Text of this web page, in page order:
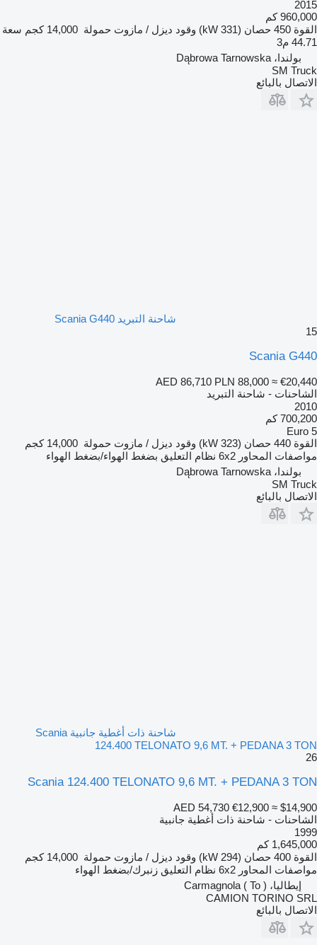
2015
960,000 كم
القوة 450 حصان (331 kW) وقود ديزل / مازوت حمولة 14,000 كجم
سعة
44.71 م3
بولندا، Dąbrowa Tarnowska
SM Truck
الاتصال بالبائع
شاحنة التبريد Scania G440
15
Scania G440
AED 86,710 PLN 88,000 ≈ €20,440
الشاحنات - شاحنة التبريد
2010
700,200 كم
Euro 5
القوة 440 حصان (323 kW) وقود ديزل / مازوت حمولة 14,000 كجم
مواصفات المحاور 6x2 نظام التعليق بضغط الهواء/بضغط الهواء
بولندا، Dąbrowa Tarnowska
SM Truck
الاتصال بالبائع
شاحنة ذات أغطية جانبية Scania
124.400 TELONATO 9,6 MT. + PEDANA 3 TON
26
Scania 124.400 TELONATO 9,6 MT. + PEDANA 3 TON
AED 54,730 €12,900 ≈ $14,900
الشاحنات - شاحنة ذات أغطية جانبية
1999
1,645,000 كم
القوة 400 حصان (294 kW) وقود ديزل / مازوت حمولة 14,000 كجم
مواصفات المحاور 6x2 نظام التعليق زنبرك/بضغط الهواء
إيطاليا، Carmagnola ( To )
CAMION TORINO SRL
الاتصال بالبائع